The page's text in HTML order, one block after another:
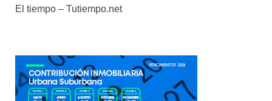
El tiempo – Tutiempo.net